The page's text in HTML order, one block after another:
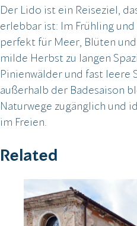
Der Lido ist ein Reiseziel,
erlebbar ist: Im Frühling
perfekt für Meer, Blüten
milde Herbst zu langen
Pinienwälder und fast leere
außerhalb der Badesaison
Naturwege zugänglich und
im Freien.
Related